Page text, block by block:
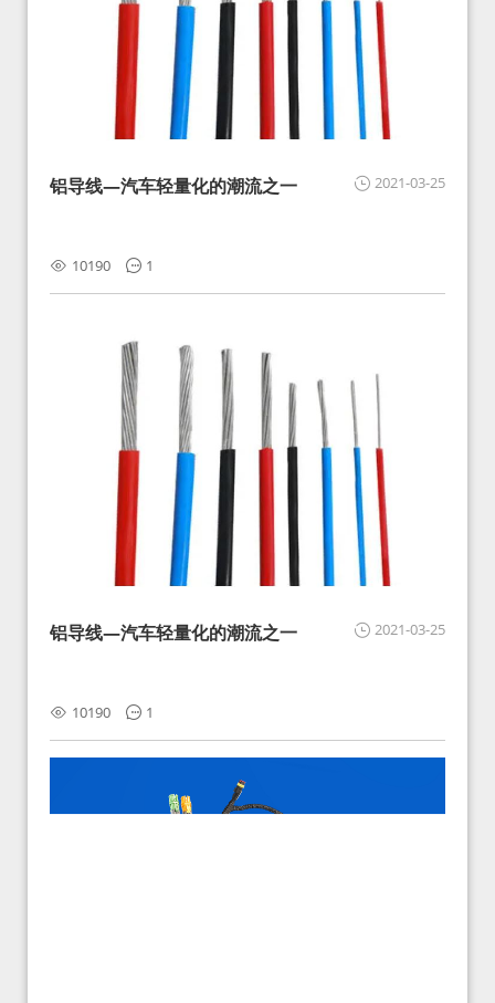
2021-03-25
铝导线—汽车轻量化的潮流之一
10190 1
2021-03-25
铝导线—汽车轻量化的潮流之一
10190 1